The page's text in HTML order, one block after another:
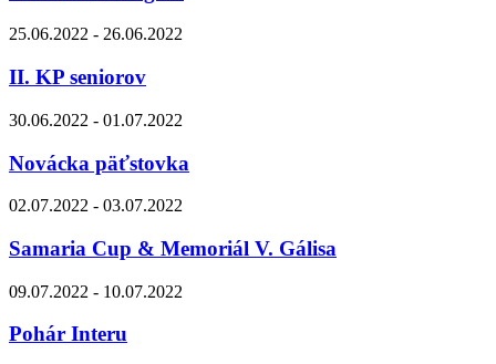
25.06.2022 - 26.06.2022
II. KP seniorov
30.06.2022 - 01.07.2022
Novácka päťstovka
02.07.2022 - 03.07.2022
Samaria Cup & Memoriál V. Gálisa
09.07.2022 - 10.07.2022
Pohár Interu